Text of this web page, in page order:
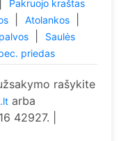
Pakruojo kraštas
Atolankos
Saulės
priedas
rašykite
arba
42927. |